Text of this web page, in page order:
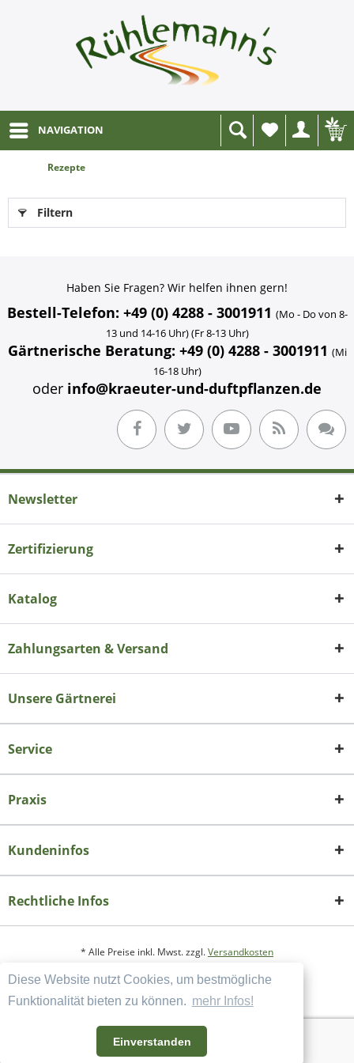
Diese Website nutzt Cookies, um bestmögliche
Funktionalität bieten zu können. mehr Infos!
Einverstanden
NAVIGATION
Wunschliste
Rezepte
Filtern
Haben Sie Fragen? Wir helfen ihnen gern!
Bestell-Telefon: +49 (0) 4288 - 3001911 (Mo - Do von 8-
13 und 14-16 Uhr) (Fr 8-13 Uhr)
Gärtnerische Beratung: +49 (0) 4288 - 3001911 (Mi
16-18 Uhr)
oder info@kraeuter-und-duftpflanzen.de
Newsletter
Zertifizierung
Katalog
Zahlungsarten & Versand
Unsere Gärtnerei
Service
Praxis
Kundeninfos
Rechtliche Infos
* Alle Preise inkl. Mwst. zzgl.Versandkosten
Copyright
Datenschutzerklärung
Widerrufsbelehrung und Muster-Widerrufsformular
AGB und Kundeninformation